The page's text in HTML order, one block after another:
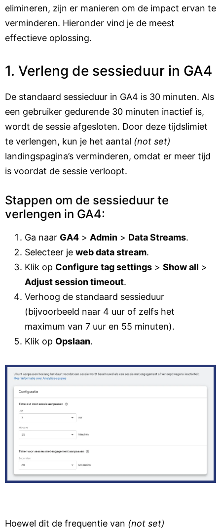
elimineren, zijn er manieren om de impact ervan te
verminderen. Hieronder vind je de meest
effectieve oplossing.
1. Verleng de sessieduur in GA4
De standaard sessieduur in GA4 is 30 minuten. Als
een gebruiker gedurende 30 minuten inactief is,
wordt de sessie afgesloten. Door deze tijdslimiet
te verlengen, kun je het aantal (not set)
landingspagina’s verminderen, omdat er meer tijd
is voordat de sessie verloopt.
Stappen om de sessieduur te
verlengen in GA4:
Ga naar GA4 > Admin > Data Streams.
Selecteer je web data stream.
Klik op Configure tag settings > Show all >
Adjust session timeout.
Verhoog de standaard sessieduur
(bijvoorbeeld naar 4 uur of zelfs het
maximum van 7 uur en 55 minuten).
Klik op Opslaan.
Hoewel dit de frequentie van (not set)